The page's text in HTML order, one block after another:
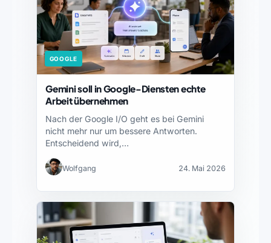
GOOGLE
Gemini soll in Google-Diensten echte
Arbeit übernehmen
Nach der Google I/O geht es bei Gemini
nicht mehr nur um bessere Antworten.
Entscheidend wird,…
Wolfgang 24. Mai 2026